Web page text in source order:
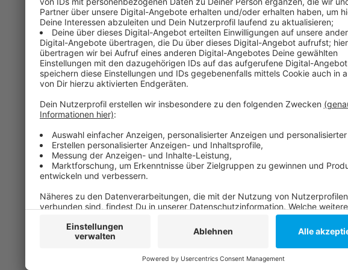
Jens Neutag
22. August 2025: Ferienende
Anzeige
Hier geht es zur Homepage
Jens Neutag im Netz
Anzeige